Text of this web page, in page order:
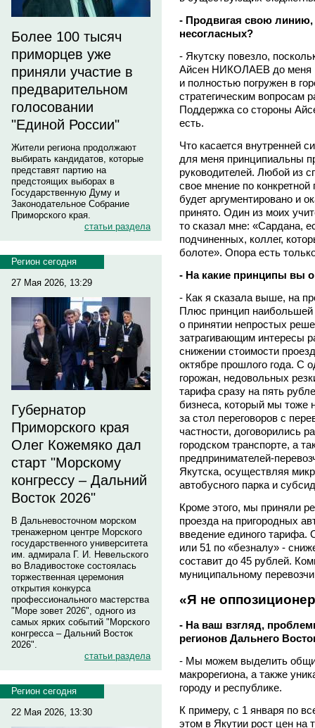
Более 100 тысяч
приморцев уже
приняли участие в
предварительном
голосовании
"Единой России"
Жители региона продолжают
выбирать кандидатов, которые
представят партию на
предстоящих выборах в
Государственную Думу и
Законодательное Собрание
Приморского края.
статьи раздела
Регион сегодня
27 Мая 2026, 13:29
Губернатор
Приморского края
Олег Кожемяко дал
старт "Морскому
конгрессу – Дальний
Восток 2026"
В Дальневосточном морском
тренажерном центре Морского
государственного университета
им. адмирала Г. И. Невельского
во Владивостоке состоялась
торжественная церемония
открытия конкурса
профессионального мастерства
"Море зовет 2026", одного из
самых ярких событий "Морского
конгресса – Дальний Восток
2026".
статьи раздела
Регион сегодня
22 Мая 2026, 13:30
- Продвигая свою линию,
несогласных?
- Якутску повезло,
Айсен НИКОЛАЕВ до меня
и полностью погружен в
стратегическим вопросам
Поддержка со стороны
есть.
Что касается внутренней
для меня принципиальны
руководителей. Любой из
свое мнение по
будет аргументировано и
принято. Один из моих
то сказал мне: «Сардана,
подчиненных, коллег,
болоте». Опора есть
- На какие принципы вы
- Как я сказала выше, на
Плюс принцип наибольшей
о принятии непростых
затрагивающим интересы
снижении стоимости
октябре прошлого года. С
горожан, недовольных
тарифа сразу на пять
бизнеса, который мы тоже
за стол переговоров с
частности, договорились
городском транспорте, а
предпринимателей-
Якутска, осуществляя
автобусного парка и
Кроме этого, мы приняли
проезда на пригородных
введение единого тарифа.
или 51 по «безналу» -
составит до 45 рублей.
муниципальному
«Я не
- На ваш взгляд,
регионов Дальнего
- Мы можем выделить
макрорегиона, а также
городу и республике.
К примеру, с 1 января по
этом в Якутии рост цен на